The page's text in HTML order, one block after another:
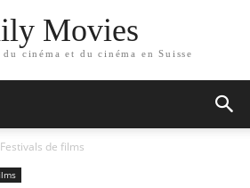
Movies
cinéma et du cinéma en Suisse
Festivals de films